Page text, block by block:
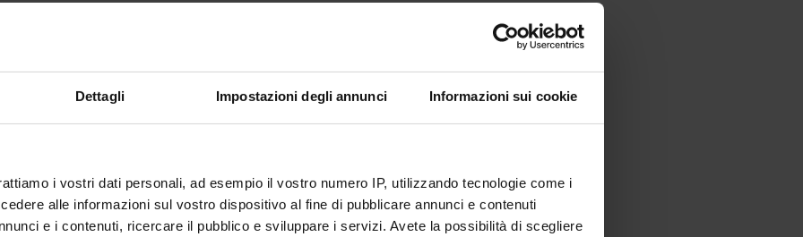
Dettagli Impostazioni degli annunci Informazioni sui cookie
i vostri dati personali, ad esempio il vostro numero IP, utilizzando tecnologie come i
alle informazioni sul vostro dispositivo al fine di pubblicare annunci e contenuti
e i contenuti, ricercare il pubblico e sviluppare i servizi. Avete la possibilità di scegliere